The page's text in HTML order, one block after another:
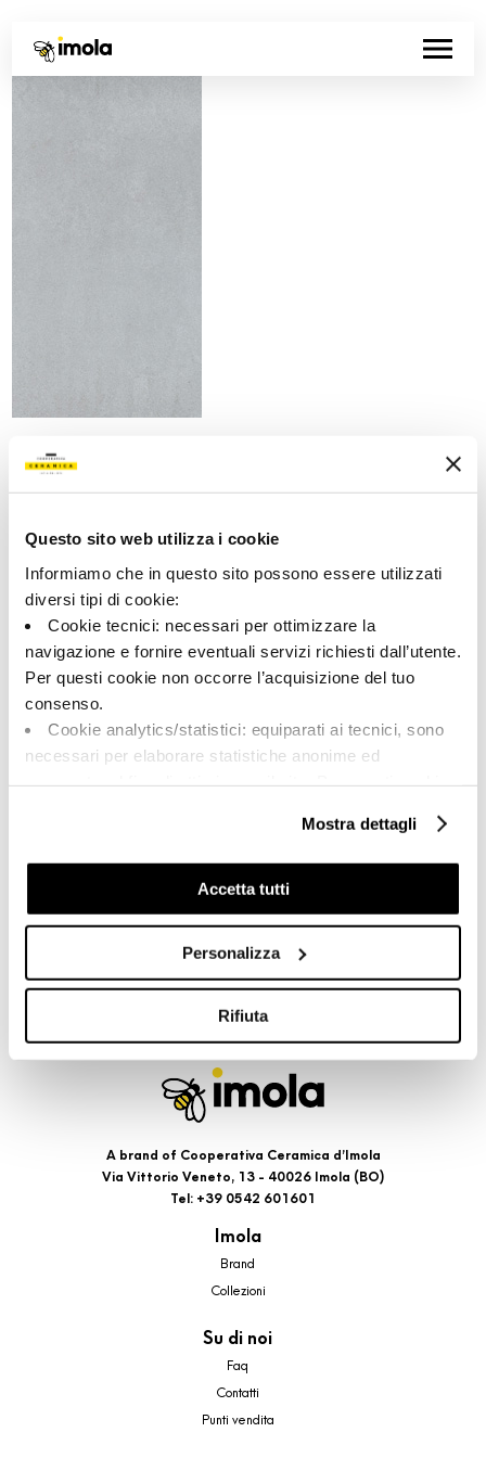
Questo sito web utilizza i cookie
Informiamo che in questo sito possono essere utilizzati
diversi tipi di cookie:
Cookie tecnici: necessari per ottimizzare la
navigazione e fornire eventuali servizi richiesti dall’utente.
Per questi cookie non occorre l’acquisizione del tuo
consenso.
Cookie analytics/statistici: equiparati ai tecnici, sono
necessari per elaborare statistiche anonime ed
Cookie di profilazione/marketing: sono utilizzati, solo
previo tuo consenso, per esaminare le tue abitudini di
navigazione e mostrarti quindi avvisi pubblicitari mirati, in
linea con le tue preferenze.
cookie di profilazione, selezionando uno dei bottoni sotto
riportati. Puoi avere maggiori dettagli visionando
l’Informativa estesa cookie. La chiusura del presente
banner comporterà il permanere dei soli cookie tecnici ed
analytics, per i quali non occorre il tuo consenso. Potrai
comunque modificare le tue scelte in qualsiasi momento,
accedendo al link presente nel footer.
Mostra dettagli
Accetta tutti
Personalizza
Rifiuta
Codice
00308
Ghiaccio
Fondo
Formato:
Finitura:
levigato
Unità di misura:
A brand of Cooperativa Ceramica d’Imola
Via Vittorio Veneto, 13 - 40026 Imola (BO)
Tel: +39 0542 601601
Imola
Brand
Collezioni
Su di noi
Faq
Contatti
Punti vendita